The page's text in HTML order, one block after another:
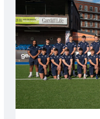
Keep
Wales
Tidy